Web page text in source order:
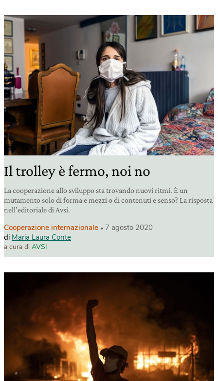
Il trolley è fermo, noi no
La cooperazione allo sviluppo sta trovando nuovi ritmi. È un
mutamento solo di forma e mezzi o di contenuti e senso? La risposta
nell’editoriale di Avsi.
Cooperazione internazionale
7 agosto 2020
di Maria Laura Conte
a cura di AVSI